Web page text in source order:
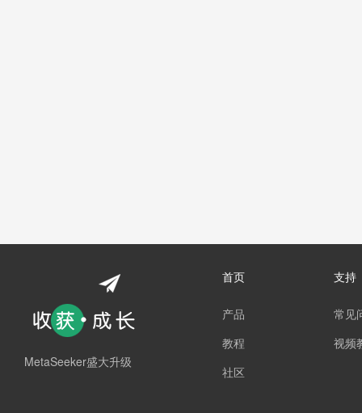
MetaSeeker盛大升级
首页
产品
教程
社区
支持
常见
视频